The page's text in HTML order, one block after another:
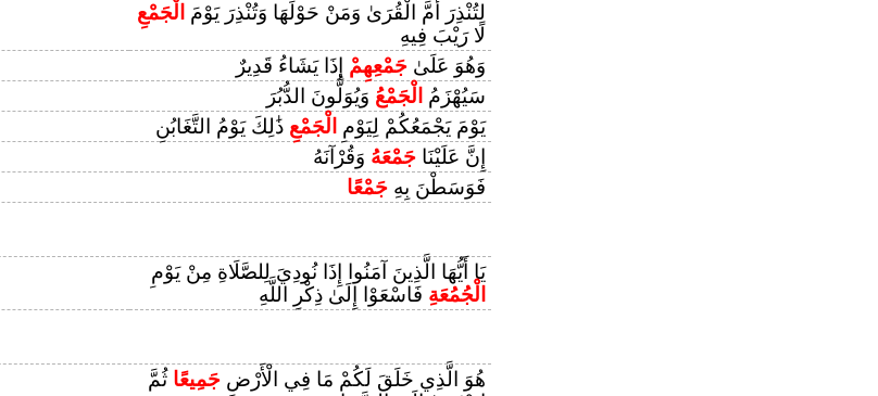
لِتُنْذِرَ أُمَّ الْقُرَىٰ وَمَنْ حَوْلَهَا وَتُنْذِرَ يَوْمَ الْجَمْعِ
لَا رَيْبَ فِيهِ
وَهُوَ عَلَىٰ جَمْعِهِمْ إِذَا يَشَاءُ قَدِيرٌ
سَيُهْزَمُ الْجَمْعُ وَيُوَلُّونَ الدُّبُرَ
يَوْمَ يَجْمَعُكُمْ لِيَوْمِ الْجَمْعِ ذَٰلِكَ يَوْمُ التَّغَابُنِ
إِنَّ عَلَيْنَا جَمْعَهُ وَقُرْآنَهُ
فَوَسَطْنَ بِهِ جَمْعًا
يَا أَيُّهَا الَّذِينَ آمَنُوا إِذَا نُودِيَ لِلصَّلَاةِ مِنْ يَوْمِ
الْجُمُعَةِ فَاسْعَوْا إِلَىٰ ذِكْرِ اللَّهِ
هُوَ الَّذِي خَلَقَ لَكُمْ مَا فِي الْأَرْضِ جَمِيعًا ثُمَّ